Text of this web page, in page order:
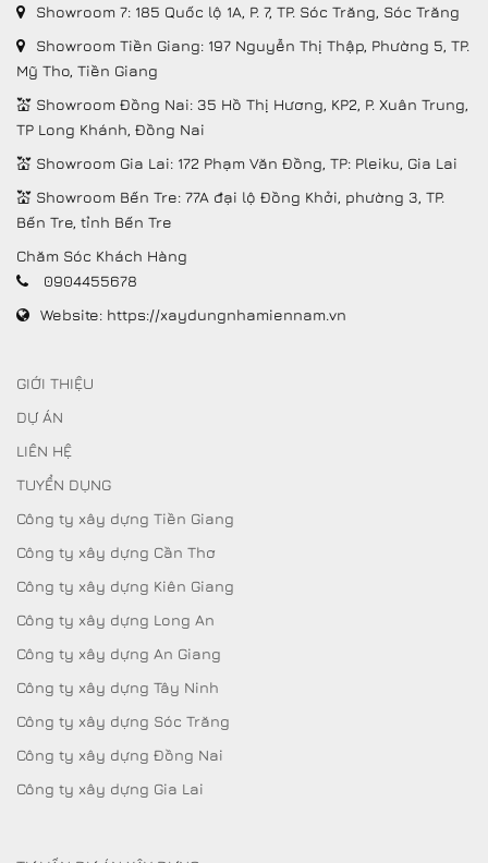
Showroom 7: 185 Quốc lộ 1A, P. 7, TP. Sóc Trăng, Sóc Trăng
Showroom Tiền Giang: 197 Nguyễn Thị Thập, Phường 5, TP.
Mỹ Tho, Tiền Giang
💒 Showroom Đồng Nai: 35 Hồ Thị Hương, KP2, P. Xuân Trung,
TP Long Khánh, Đồng Nai
💒 Showroom Gia Lai: 172 Phạm Văn Đồng, TP: Pleiku, Gia Lai
💒 Showroom Bến Tre: 77A đại lộ Đồng Khởi, phường 3, TP.
Bến Tre, tỉnh Bến Tre
Chăm Sóc Khách Hàng
0904455678
Website: https://xaydungnhamiennam.vn
GIỚI THIỆU
DỰ ÁN
LIÊN HỆ
TUYỂN DỤNG
Công ty xây dựng Tiền Giang
Công ty xây dựng Cần Thơ
Công ty xây dựng Kiên Giang
Công ty xây dựng Long An
Công ty xây dựng An Giang
Công ty xây dựng Tây Ninh
Công ty xây dựng Sóc Trăng
Công ty xây dựng Đồng Nai
Công ty xây dựng Gia Lai